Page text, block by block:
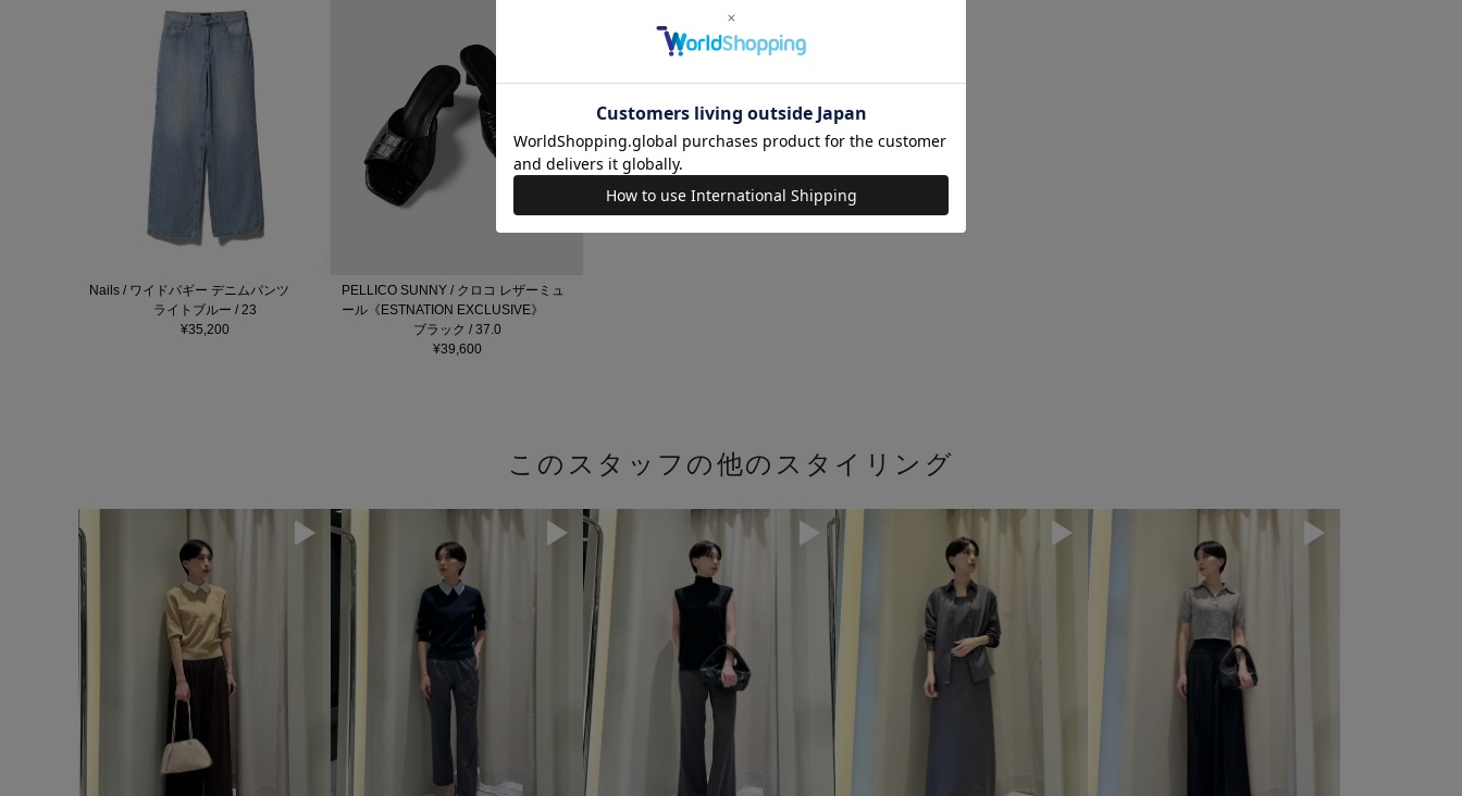
Nails / ワイドバギー デニムパンツ
ライトブルー / 23
¥35,200
PELLICO SUNNY / クロコ レザーミュ
ール《ESTNATION EXCLUSIVE》
ブラック / 37.0
¥39,600
このスタッフの他のスタイリング